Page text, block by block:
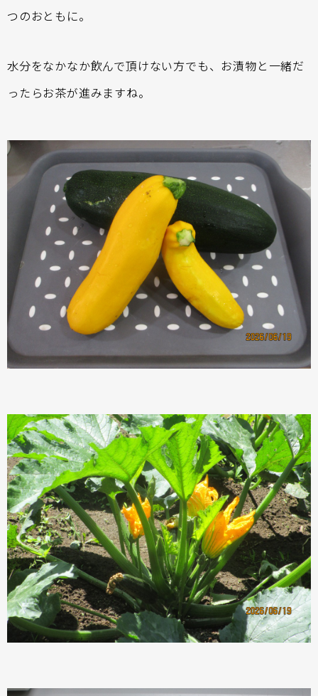
つのおともに。
水分をなかなか飲んで頂けない方でも、お漬物と一緒だ
ったらお茶が進みますね。